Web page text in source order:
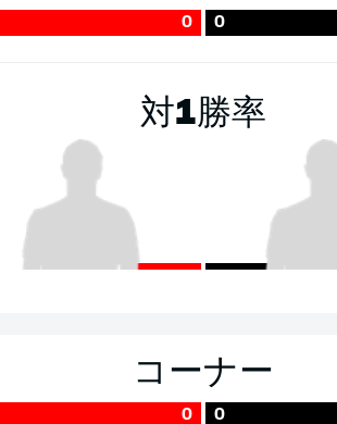
0 0
対1勝率
コーナー
0 0